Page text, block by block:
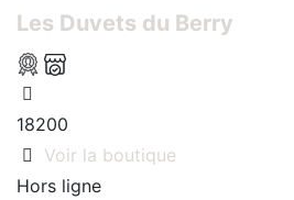
Les Duvets du Berry
18200
Voir la boutique
Hors ligne